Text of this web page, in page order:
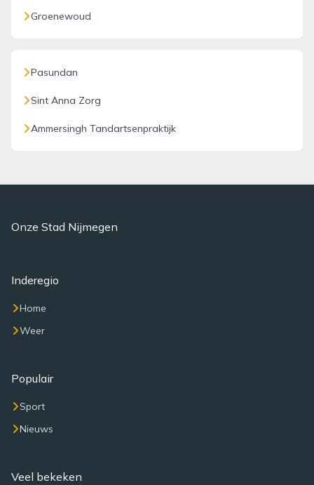
Groenewoud
Pasundan
Sint Anna Zorg
Ammersingh Tandartsenpraktijk
Onze Stad Nijmegen
Inderegio
Home
Weer
Populair
Sport
Nieuws
Veel bekeken